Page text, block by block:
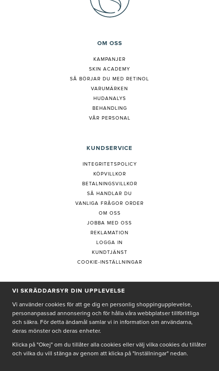
OM OSS
KAMPANJER
SKIN ACADEMY
SÅ BÖRJAR DU MED RETINOL
VARUMÄRKEN
HUDANALYS
BEHANDLING
VÅR PERSONAL
KUNDSERVICE
INTEGRITETSPOLICY
KÖPVILLKOR
BETALNINGSVILLKOR
SÅ HANDLAR DU
VANLIGA FRÅGOR ORDER
OM OSS
JOBBA MED OSS
REKLAMATION
LOGGA IN
KUNDTJÄNST
COOKIE-INSTÄLLNINGAR
PRENUMERERA PÅ NYHETSBREV
Genom att ge min e-post, accepterar jag Seth och Sally integritetspolicy
De uppgifter du matar in kommer endast användas till våra nyhetsbrev.
VI SKRÄDDARSYR DIN UPPLEVELSE
Vi använder cookies för att ge dig en personlig shoppingupplevelse,
personanpassad annonsering och för hålla våra webbplatser tillförlitliga
och säkra. För detta ändamål samlar vi in information om användarna,
deras mönster och deras enheter.
Klicka på "Okej" om du tillåter alla cookies eller välj vilka cookies du tillåter
och vilka du vill stänga av genom att klicka på "Inställningar" nedan.